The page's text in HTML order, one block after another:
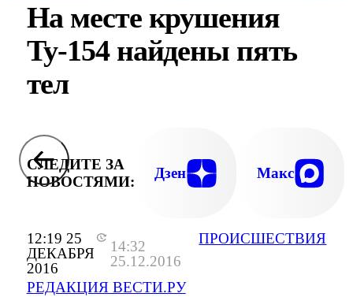
12:19 25
ДЕКАБРЯ
2016
14:32
25.12.2016
РЕДАКЦИЯ ВЕСТИ.РУ
ПРОИСШЕСТВИЯ
На месте крушения
Ту-154 найдены пять
тел
СЛЕДИТЕ ЗА
НОВОСТЯМИ:
Дзен Макс